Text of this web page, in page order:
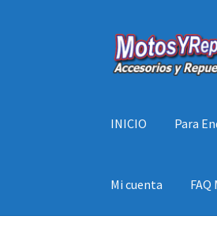
Ir
a
Ir
al
INICIO Para
Mi cuenta